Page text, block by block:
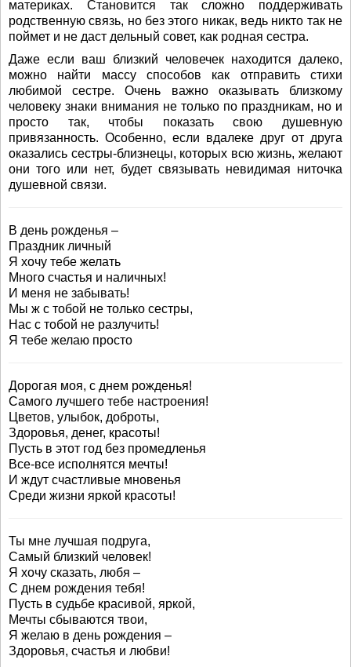
материках. Становится так сложно поддерживать
родственную связь, но без этого никак, ведь никто так не
поймет и не даст дельный совет, как родная сестра.
Даже если ваш близкий человечек находится далеко,
можно найти массу способов как отправить стихи
любимой сестре. Очень важно оказывать близкому
человеку знаки внимания не только по праздникам, но и
просто так, чтобы показать свою душевную
привязанность. Особенно, если вдалеке друг от друга
оказались сестры-близнецы, которых всю жизнь, желают
они того или нет, будет связывать невидимая ниточка
душевной связи.
В день рожденья –
Праздник личный
Я хочу тебе желать
Много счастья и наличных!
И меня не забывать!
Мы ж с тобой не только сестры,
Нас с тобой не разлучить!
Я тебе желаю просто
Дорогая моя, с днем рожденья!
Самого лучшего тебе настроения!
Цветов, улыбок, доброты,
Здоровья, денег, красоты!
Пусть в этот год без промедленья
Все-все исполнятся мечты!
И ждут счастливые мновенья
Среди жизни яркой красоты!
Ты мне лучшая подруга,
Самый близкий человек!
Я хочу сказать, любя –
С днем рождения тебя!
Пусть в судьбе красивой, яркой,
Мечты сбываются твои,
Я желаю в день рождения –
Здоровья, счастья и любви!